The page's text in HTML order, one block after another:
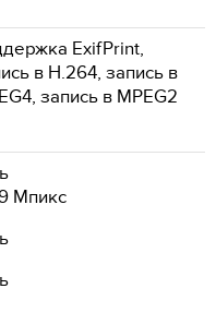
ExifPrint,
в H.264, запись в
запись в MPEG2
Мпикс